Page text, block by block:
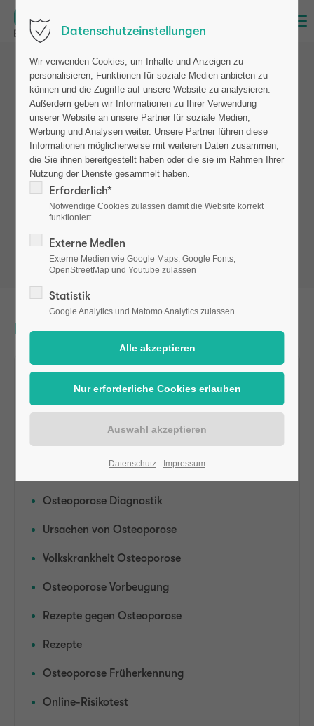
Strong. One day however.
Her initial into the belt
Patienten (Test)
Osteoporose TEST
Ernährung bei Osteoporose
Symptome bei Osteoporose
Osteoporose Diagnostik
Ursachen von Osteoporose
Volkskrankheit Osteoporose
Osteoporose Vorbeugung
Rezepte gegen Osteoporose
Rezepte
Osteoporose Früherkennung
Online-Risikotest
Datenschutzeinstellungen
Wir verwenden Cookies, um Inhalte und Anzeigen zu
personalisieren, Funktionen für soziale Medien anbieten zu
können und die Zugriffe auf unsere Website zu analysieren.
Außerdem geben wir Informationen zu Ihrer Verwendung
unserer Website an unsere Partner für soziale Medien,
Werbung und Analysen weiter. Unsere Partner führen diese
Informationen möglicherweise mit weiteren Daten zusammen,
die Sie ihnen bereitgestellt haben oder die sie im Rahmen Ihrer
Nutzung der Dienste gesammelt haben.
Erforderlich*
Notwendige Cookies zulassen damit die Website korrekt
funktioniert
Externe Medien
Externe Medien wie Google Maps, Google Fonts,
OpenStreetMap und Youtube zulassen
Statistik
Google Analytics und Matomo Analytics zulassen
Datenschutz Impressum